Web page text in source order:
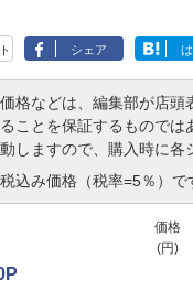
シェア
格などは、編集部が店頭
ことを保証するものでは
しますので、購入時に各
込み価格（税率=5％）で
価格
(円)